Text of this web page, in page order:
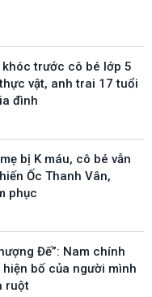
khóc trước cô bé lớp 5
vật, anh trai 17 tuổi
đình
bị K máu, cô bé vẫn
Ốc Thanh Vân,
phục
Đế”: Nam chính
bố của người mình
ruột